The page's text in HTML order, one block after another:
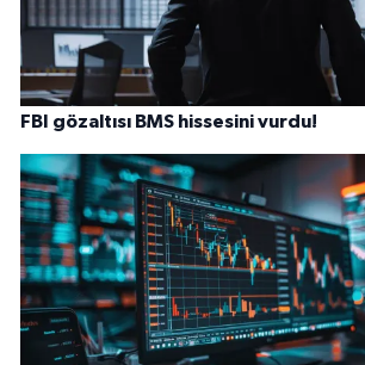
FBI gözaltısı BMS hissesini vurdu!